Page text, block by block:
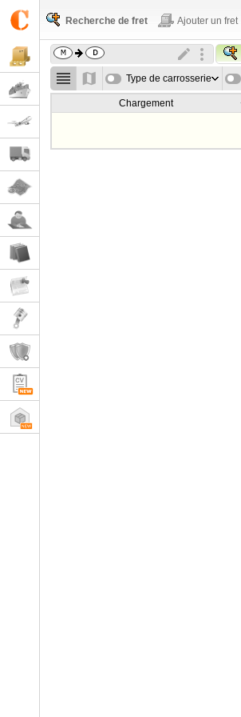
Recherche de fret Ajouter un fret
Type de carrosserie
Chargement